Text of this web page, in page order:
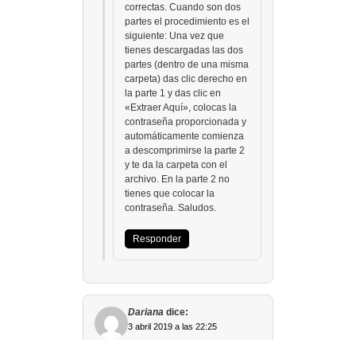
correctas. Cuando son dos
partes el procedimiento es el
siguiente: Una vez que
tienes descargadas las dos
partes (dentro de una misma
carpeta) das clic derecho en
la parte 1 y das clic en
«Extraer Aquí», colocas la
contraseña proporcionada y
automáticamente comienza
a descomprimirse la parte 2
y te da la carpeta con el
archivo. En la parte 2 no
tienes que colocar la
contraseña. Saludos.
Responder
Dariana dice:
3 abril 2019 a las 22:25